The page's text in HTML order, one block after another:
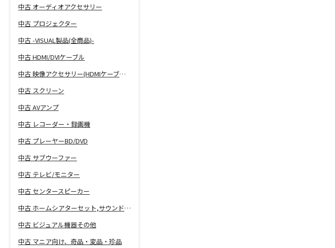
中古 オーディオアクセサリー
中古 プロジェクター
中古 -VISUAL製品(全商品)-
中古 HDMI/DVIケーブル
中古 映像アクセサリー(HDMIケーブル等)
中古 スクリーン
中古 AVアンプ
中古 レコーダー・録画機
中古 プレーヤーBD/DVD
中古 サブウーファー
中古 テレビ/モニター
中古 センタースピーカー
中古 ホームシアターセット,サウンドバー
中古 ビジュアル機器その他
中古 マニア向け、奇品・変品・珍品